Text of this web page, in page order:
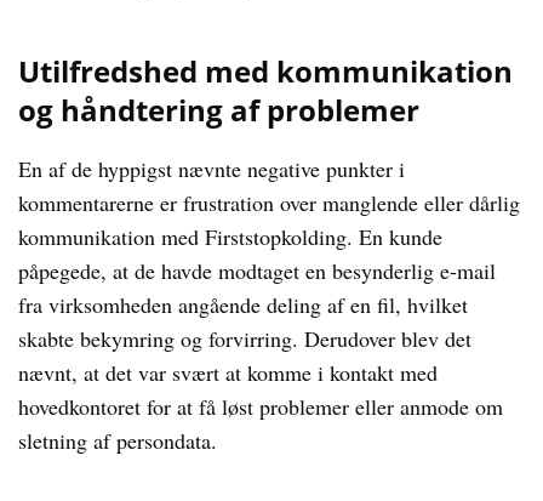
Utilfredshed med kommunikation
og håndtering af problemer
En af de hyppigst nævnte negative punkter i
kommentarerne er frustration over manglende eller dårlig
kommunikation med Firststopkolding. En kunde
påpegede, at de havde modtaget en besynderlig e-mail
fra virksomheden angående deling af en fil, hvilket
skabte bekymring og forvirring. Derudover blev det
nævnt, at det var svært at komme i kontakt med
hovedkontoret for at få løst problemer eller anmode om
sletning af persondata.